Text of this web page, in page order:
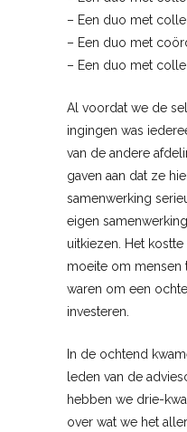
– Een duo met
– Een duo met
– Een duo met
Al voordat we de
ingingen was
van de andere
gaven aan dat ze
samenwerking
eigen
uitkiezen. Het
moeite om mensen
waren om een
investeren.
In de ochtend
leden van de
hebben we drie-
over wat we het